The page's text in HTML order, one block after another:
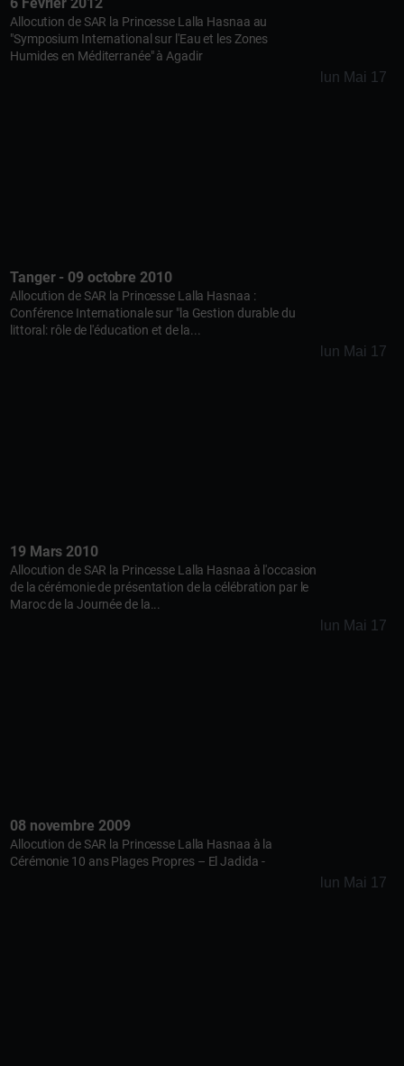
Allocution de SAR la Princesse Lalla Hasnaa au
"Symposium International sur l'Eau et les Zones
Humides en Méditerranée" à Agadir
lun Mai 17
Tanger - 09 octobre 2010
Allocution de SAR la Princesse Lalla Hasnaa :
Conférence Internationale sur "la Gestion durable du
littoral: rôle de l'éducation et de la...
lun Mai 17
19 Mars 2010
Allocution de SAR la Princesse Lalla Hasnaa à l'occasion
de la cérémonie de présentation de la célébration par le
Maroc de la Journée de la...
lun Mai 17
08 novembre 2009
Allocution de SAR la Princesse Lalla Hasnaa à la
Cérémonie 10 ans Plages Propres – El Jadida -
lun Mai 17